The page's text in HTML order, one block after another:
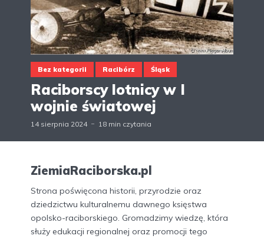
Bez kategorii Racibórz Śląsk
Raciborscy lotnicy w I
wojnie światowej
14 sierpnia 2024 18 min czytania
ZiemiaRaciborska.pl
Strona poświęcona historii, przyrodzie oraz
dziedzictwu kulturalnemu dawnego księstwa
opolsko-raciborskiego. Gromadzimy wiedzę, która
służy edukacji regionalnej oraz promocji tego